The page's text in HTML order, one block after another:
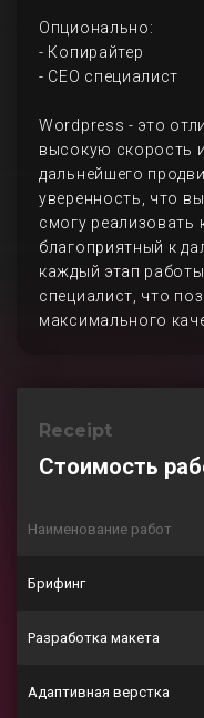
Опционально:
- Копирайтер
- СЕО специалист
Wordpress - это
высокую скорость
дальнейшего
уверенность, что
смогу реализовать
благоприятный к
каждый этап
специалист, что
максимального
Receipt
Стоимость
Наименование работ
Брифинг
Разработка макета
Адаптивная верстка